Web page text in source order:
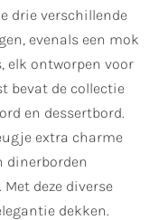
drie verschillende
evenals een mok
elk ontworpen voor
bevat de collectie
en dessertbord.
extra charme
dinerborden
deze diverse
dekken.